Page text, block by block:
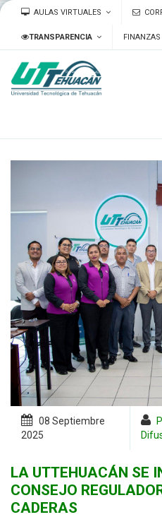
AULAS VIRTUALES
TRANSPARENCIA FINANZAS
08 Septiembre
2025
LA UTTEHUACÁN SE
CONSEJO
CADERAS